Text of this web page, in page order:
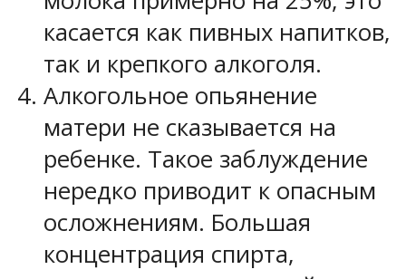
касается как пивных напитков,
так и крепкого алкоголя.
Алкогольное опьянение
матери не сказывается на
ребенке. Такое заблуждение
нередко приводит к опасным
осложнениям. Большая
концентрация спирта,